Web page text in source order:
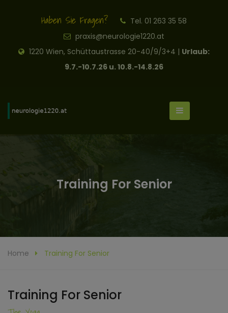
Haben Sie Fragen?
Tel. 01 263 35 58
praxis@neurologie1220.at
1220 Wien, Schüttaustrasse 20-40/9/3+4 | Urlaub:
9.7.-10.7.26 u. 10.8.-14.8.26
Training For Senior
Home Training For Senior
Training For Senior